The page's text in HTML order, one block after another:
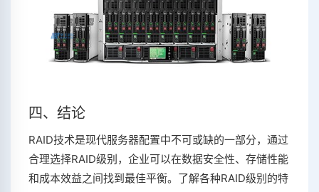
四、结论
RAID技术是现代服务器配置中不可或缺的一部分，通过
合理选择RAID级别，企业可以在数据安全性、存储性能
和成本效益之间找到最佳平衡。了解各种RAID级别的特